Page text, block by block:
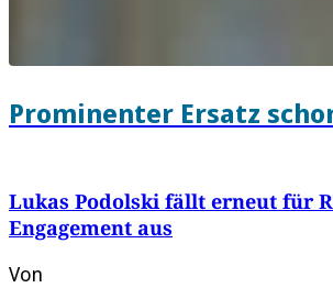
Prominenter Ersatz
Lukas Podolski fällt erneut für
Engagement aus
Von